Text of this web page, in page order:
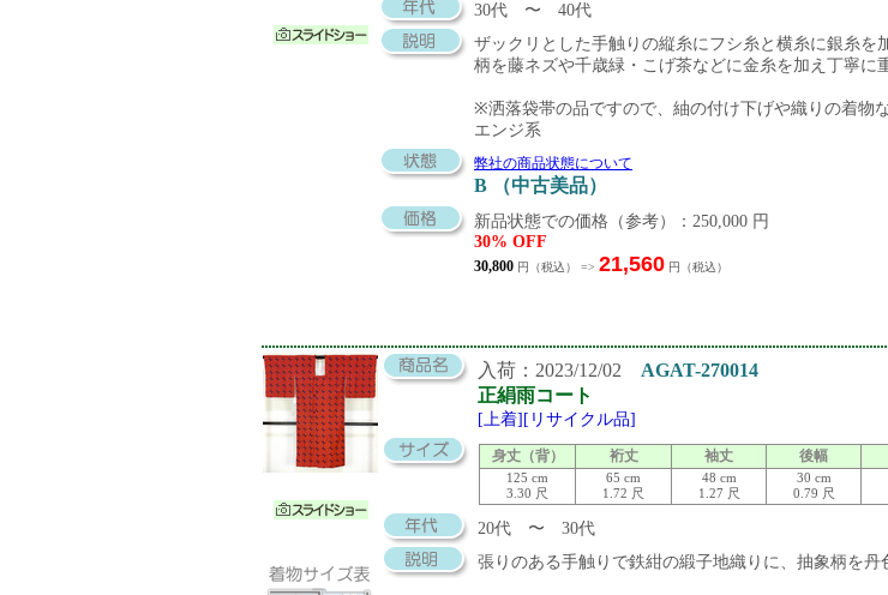
30代 〜 40代
ザックリとした手触りの縦糸にフシ糸と横糸に銀糸
柄を藤ネズや千歳緑・こげ茶などに金糸を加え丁寧に
※洒落袋帯の品ですので、紬の付け下げや織りの着物
エンジ系
弊社の商品状態について
B （中古美品）
新品状態での価格（参考）：250,000 円
30% OFF
30,800 円（税込） => 21,560 円（税込）
入荷：2023/12/02
AGAT-270014
正絹雨コート
[上着][リサイクル品]
身丈（背） 裄丈 袖丈 後幅
125 cm
3.30 尺
65 cm
1.72 尺
48 cm
1.27 尺
30 cm
0.79 尺
20代 〜 30代
張りのある手触りで鉄紺の緞子地織りに、抽象柄を